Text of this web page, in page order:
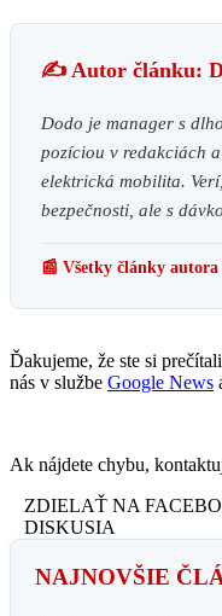
✍️ Autor článku:
Dodo je manager s
pozíciou v redakciách
elektrická mobilita.
bezpečnosti, ale s
📰 Všetky články autora
Ďakujeme, že ste si
nás v službe Google News
Ak nájdete chybu,
ZDIELAŤ NA
DISKUSIA
NAJNOVŠIE